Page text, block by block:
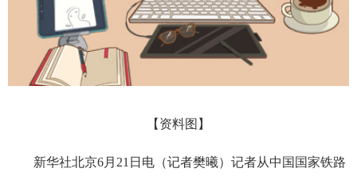
【资料图】
新华社北京6月21日电（记者樊曦）记者从中国国家铁路